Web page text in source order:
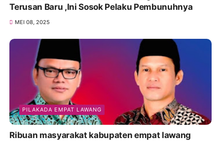
Terusan Baru ,Ini Sosok Pelaku Pembunuhnya
MEI 08, 2025
PILAKADA EMPAT LAWANG
Ribuan masyarakat kabupaten empat lawang